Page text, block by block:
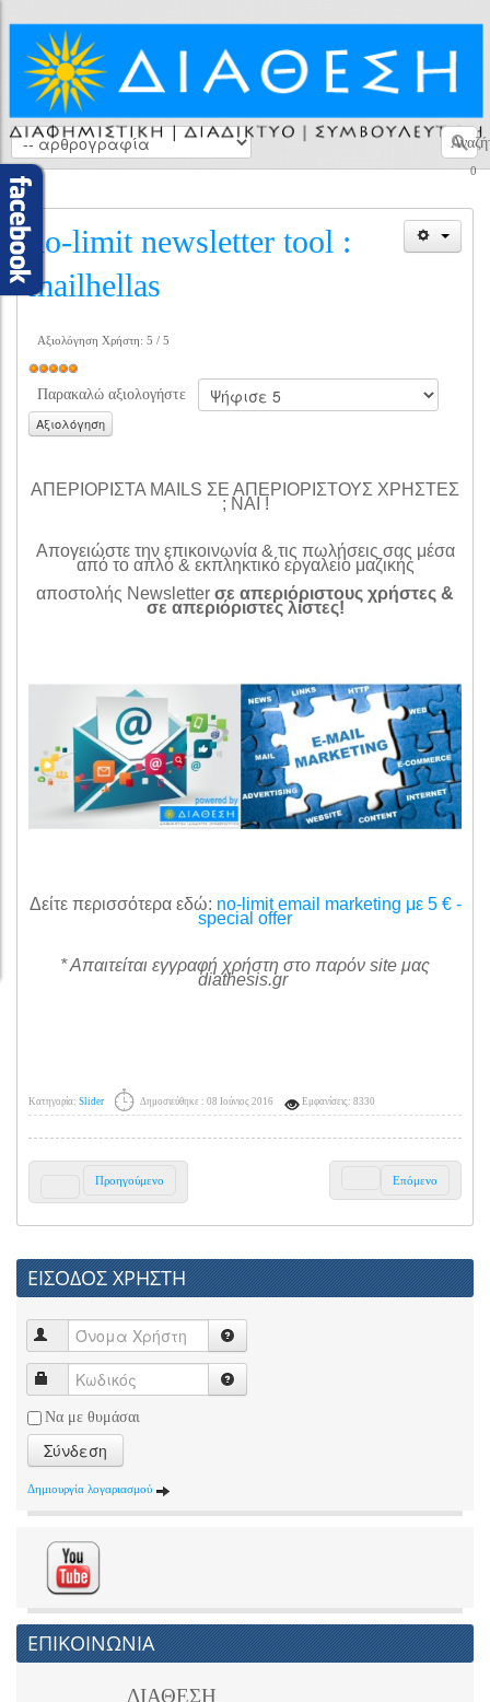
0
no-limit newsletter tool :
mailhellas
Αξιολόγηση Χρήστη: 5 / 5
Παρακαλώ αξιολογήστε
ΑΠΕΡΙΟΡΙΣΤΑ MAILS ΣΕ ΑΠΕΡΙΟΡΙΣΤΟΥΣ ΧΡΗΣΤΕΣ
; ΝΑΙ !
Απογειώστε την επικοινωνία & τις πωλήσεις σας μέσα
από το απλό & εκπληκτικό εργαλείο μαζικής
αποστολής Newsletter σε απεριόριστους χρήστες &
σε απεριόριστες λίστες!
Δείτε περισσότερα εδώ: no-limit email marketing με 5 € -
special offer
* Απαιτείται εγγραφή χρήστη στο παρόν site μας
diathesis.gr
Κατηγορία: Slider Δημοσιεύθηκε : 08 Ιούνιος 2016 Εμφανίσεις: 8330
Προηγούμενο Επόμενο
ΕΙΣΟΔΟΣ ΧΡΗΣΤΗ
Να με θυμάσαι
Σύνδεση
Δημιουργία λογαριασμού
ΕΠΙΚΟΙΝΩΝΙΑ
ΔΙΑΘΕΣΗ